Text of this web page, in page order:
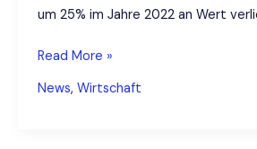
um 25% im Jahre 2022 an Wert
Stabilste
der
Read More »
News, Wirtschaft